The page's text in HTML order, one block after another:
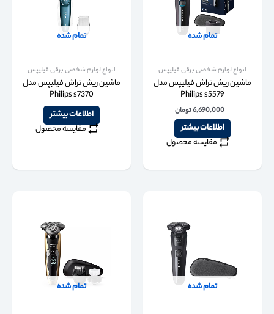
تمام شده
انواع لوازم شخصی برقی فیلیپس
ماشین ریش تراش فیلیپس مدل
Philips s5579
6,690,000تومان
اطلاعات بیشتر
مقایسه محصول
تمام شده
انواع لوازم شخصی برقی فیلیپس
ماشین ریش تراش فیلیپس مدل
Philips s7370
اطلاعات بیشتر
مقایسه محصول
تمام شده تمام شده